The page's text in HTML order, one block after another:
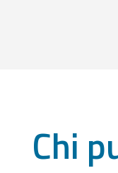
Chi